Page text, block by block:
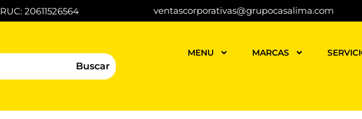
RUC: 20611526564 ventascorporativas@grupocasalima.com
Buscar
MENU MARCAS